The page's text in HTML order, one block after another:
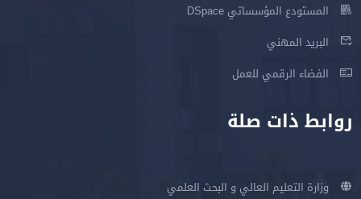
المستودع المؤسساتي DSpace
البريد المهني
الفضاء الرقمي للعمل
روابط ذات صلة
وزارة التعليم العالي و البحث العلمي